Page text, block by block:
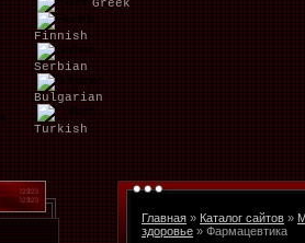
Greek
Finnish
Serbian
Bulgarian
Turkish
Главная » Каталог сайтов »
здоровье » Фармацевтика